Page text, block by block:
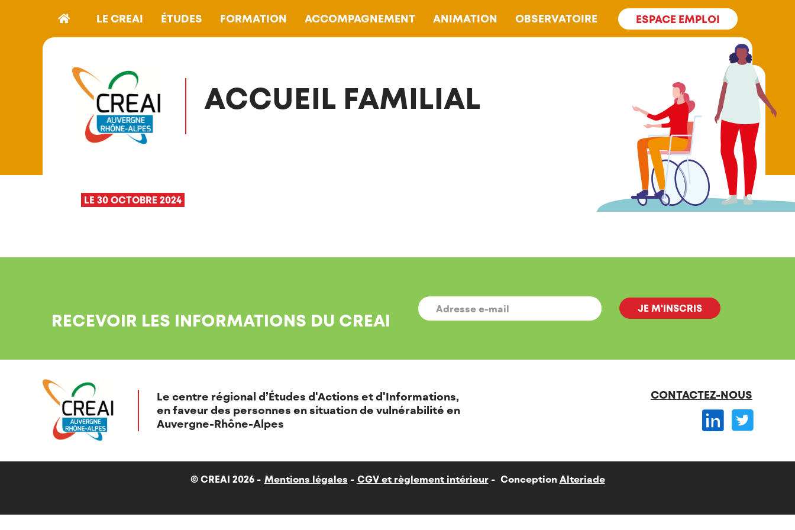
LE CREAI ÉTUDES FORMATION ACCOMPAGNEMENT ANIMATION OBSERVATOIRE ESPACE EMPLOI
ACCUEIL FAMILIAL
LE 30 OCTOBRE 2024
RECEVOIR LES INFORMATIONS DU CREAI
E-
MAIL *
Le centre régional d’Études d'Actions et d'Informations,
en faveur des personnes en situation de vulnérabilité en
Auvergne-Rhône-Alpes
CONTACTEZ-NOUS
© CREAI 2026 - Mentions légales CGV et règlement intérieur Conception Alteriade